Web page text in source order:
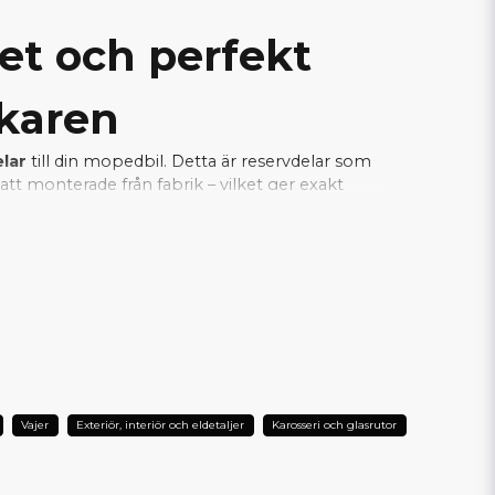
och perfekt
till din mopedbil. Detta är reservdelar som
monterade från fabrik – vilket ger exakt
fungerar tillsammans med bilens
DIN AIXAM?
Vajer Exteriör, interiör och eldetaljer Karosseri och glasrutor